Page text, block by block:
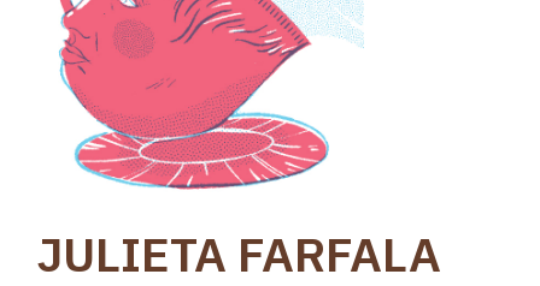
JULIETA FARFALA